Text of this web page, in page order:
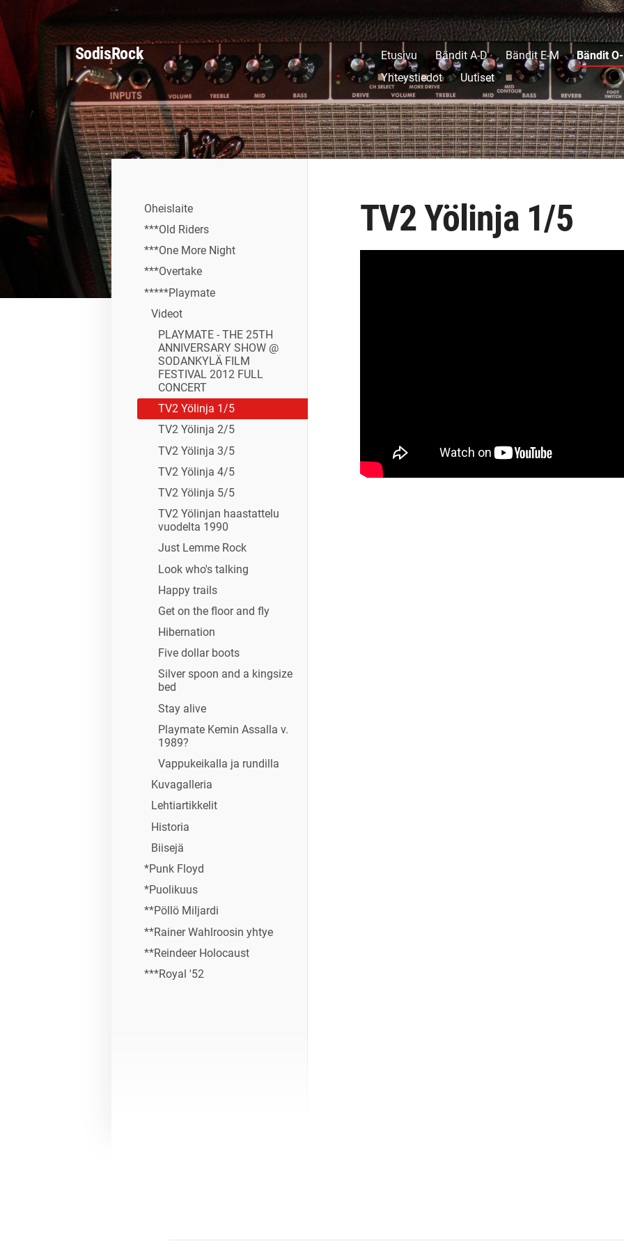
sivun
sisältöön
SodisRock Etusivu Bändit A-D Bändit E-M Bändit
Yhteystiedot
Uutiset
Oheislaite
***Old Riders
***One More Night
***Overtake
*****Playmate
Videot
PLAYMATE - THE 25TH
ANNIVERSARY SHOW @
SODANKYLÄ FILM
FESTIVAL 2012 FULL
CONCERT
TV2 Yölinja 1/5
TV2 Yölinja 2/5
TV2 Yölinja 3/5
TV2 Yölinja 4/5
TV2 Yölinja 5/5
TV2 Yölinjan haastattelu
vuodelta 1990
Just Lemme Rock
Look who's talking
Happy trails
Get on the floor and fly
Hibernation
Five dollar boots
Silver spoon and a kingsize
bed
Stay alive
Playmate Kemin Assalla v.
1989?
Vappukeikalla ja rundilla
Kuvagalleria
Lehtiartikkelit
Historia
Biisejä
*Punk Floyd
*Puolikuus
**Pöllö Miljardi
**Rainer Wahlroosin yhtye
**Reindeer Holocaust
***Royal '52
TV2 Yölinja 1/5